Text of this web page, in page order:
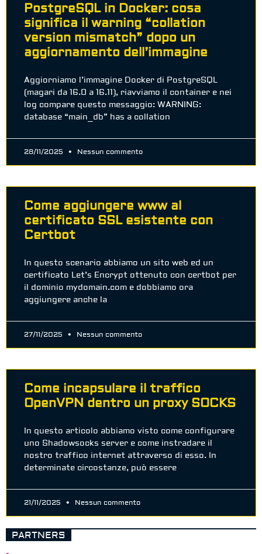
PostgreSQL in Docker: cosa
significa il warning “collation
version mismatch” dopo un
aggiornamento dell’immagine
Aggiorniamo l’immagine Docker di PostgreSQL
(magari da 16.0 a 16.11), riavviamo il container e nei
log compare questo messaggio: WARNING:
database “main_db” has a collation
28/11/2025 Nessun commento
Come aggiungere www al
certificato SSL esistente con
Certbot
In questo scenario abbiamo un sito web ed un
certificato Let’s Encrypt ottenuto con certbot per
il dominio mydomain.com e dobbiamo ora
aggiungere anche la
27/11/2025 Nessun commento
Come incapsulare il traffico
OpenVPN dentro un proxy SOCKS
In questo articolo abbiamo visto come configurare
uno Shadowsocks server e come instradare il
nostro traffico internet attraverso di esso. In
determinate circostanze, può essere
21/11/2025 Nessun commento
PARTNERS